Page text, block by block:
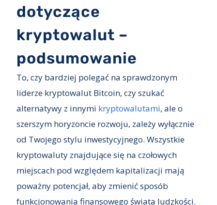
dotyczące
kryptowalut –
podsumowanie
To, czy bardziej polegać na sprawdzonym
liderze kryptowalut Bitcoin, czy szukać
alternatywy z innymi kryptowalutami, ale o
szerszym horyzoncie rozwoju, zależy wyłącznie
od Twojego stylu inwestycyjnego. Wszystkie
kryptowaluty znajdujące się na czołowych
miejscach pod względem kapitalizacji mają
poważny potencjał, aby zmienić sposób
funkcjonowania finansowego świata ludzkości.